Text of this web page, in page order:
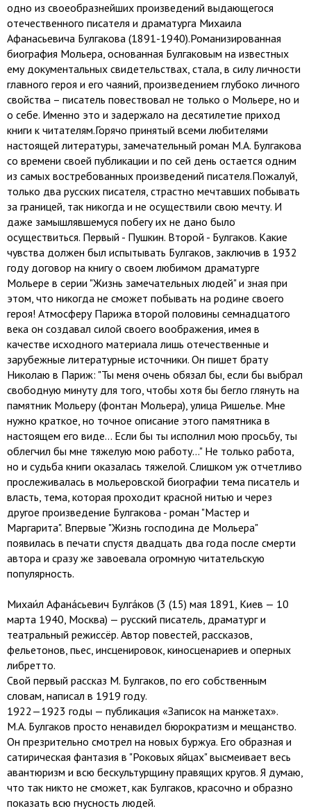
одно из своеобразнейших произведений выдающегося
отечественного писателя и драматурга Михаила
Афанасьевича Булгакова (1891-1940).Романизированная
биография Мольера, основанная Булгаковым на известных
ему документальных свидетельствах, стала, в силу личности
главного героя и его чаяний, произведением глубоко личного
свойства – писатель повествовал не только о Мольере, но и
о себе. Именно это и задержало на десятилетие приход
книги к читателям.Горячо принятый всеми любителями
настоящей литературы, замечательный роман М.А. Булгакова
со времени своей публикации и по сей день остается одним
из самых востребованных произведений писателя.Пожалуй,
только два русских писателя, страстно мечтавших побывать
за границей, так никогда и не осуществили свою мечту. И
даже замышлявшемуся побегу их не дано было
осуществиться. Первый - Пушкин. Второй - Булгаков. Какие
чувства должен был испытывать Булгаков, заключив в 1932
году договор на книгу о своем любимом драматурге
Мольере в серии "Жизнь замечательных людей" и зная при
этом, что никогда не сможет побывать на родине своего
героя! Атмосферу Парижа второй половины семнадцатого
века он создавал силой своего воображения, имея в
качестве исходного материала лишь отечественные и
зарубежные литературные источники. Он пишет брату
Николаю в Париж: "Ты меня очень обязал бы, если бы выбрал
свободную минуту для того, чтобы хотя бы бегло глянуть на
памятник Мольеру (фонтан Мольера), улица Ришелье. Мне
нужно краткое, но точное описание этого памятника в
настоящем его виде… Если бы ты исполнил мою просьбу, ты
облегчил бы мне тяжелую мою работу…" Не только работа,
но и судьба книги оказалась тяжелой. Слишком уж отчетливо
прослеживалась в мольеровской биографии тема писатель и
власть, тема, которая проходит красной нитью и через
другое произведение Булгакова - роман "Мастер и
Маргарита". Впервые "Жизнь господина де Мольера"
появилась в печати спустя двадцать два года после смерти
автора и сразу же завоевала огромную читательскую
популярность.
Михаи́л Афана́сьевич Булга́ков (3 (15) мая 1891, Киев — 10
марта 1940, Москва) — русский писатель, драматург и
театральный режиссёр. Автор повестей, рассказов,
фельетонов, пьес, инсценировок, киносценариев и оперных
либретто.
Свой первый рассказ М. Булгаков, по его собственным
словам, написал в 1919 году.
1922—1923 годы — публикация «Записок на манжетах».
М.А. Булгаков просто ненавидел бюрократизм и мещанство.
Он презрительно смотрел на новых буржуа. Его образная и
сатирическая фантазия в "Роковых яйцах" высмеивает весь
авантюризм и всю бескультурщину правящих кругов. Я думаю,
что так никто не сможет, как Булгаков, красочно и образно
показать всю гнусность людей.